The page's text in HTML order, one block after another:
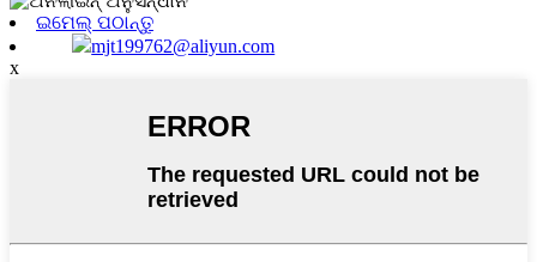
ଇମେଲ୍ ପଠାନ୍ତୁ
mjt199762@aliyun.com
x